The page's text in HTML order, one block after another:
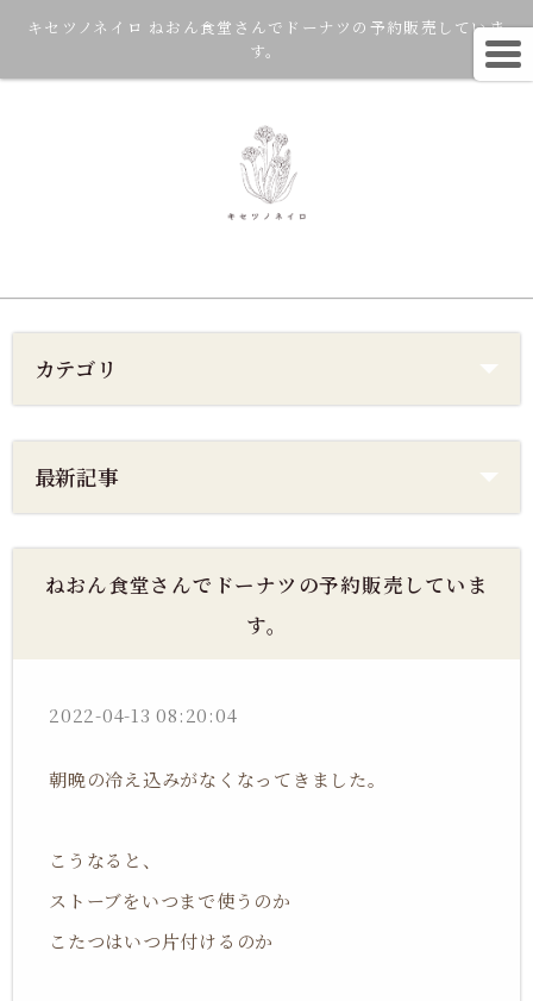
キセツノネイロ ねおん食堂さんでドーナツの予約販売していま
す。
カテゴリ
最新記事
ねおん食堂さんでドーナツの予約販売していま
す。
2022-04-13 08:20:04
朝晩の冷え込みがなくなってきました。
こうなると、
ストーブをいつまで使うのか
こたつはいつ片付けるのか